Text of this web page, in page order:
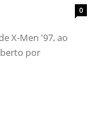
0
X-Men '97, ao
por